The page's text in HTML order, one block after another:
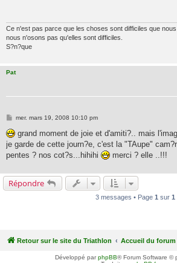
Ce n'est pas parce que les choses sont difficiles que
nous n'osons pas qu'elles sont difficiles.
S?n?que
Pat
M
s
s
a
g
mer. mars 19, 2008 10:10 pm
grand moment de joie et d'amiti?.. mais
je garde de cette journ?e, c'est la "TAupe"
pentes ? nos cot?s...hihihi
merci ? elle ..!!!
Répondre
3 messages • Page 1 sur 1
Retour sur le site du Triathlon Accueil du forum
Développé parphpBB® Forum Software ©